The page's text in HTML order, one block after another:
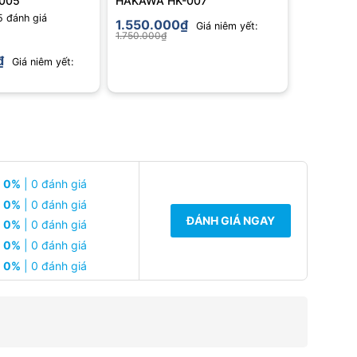
đánh giá
Giá niêm yết:
1.550.000₫
Giá niêm yết:
1.750.000₫
0% | 0 đánh giá
0% | 0 đánh giá
0% | 0 đánh giá
0% | 0 đánh giá
0% | 0 đánh giá
ĐÁNH GIÁ NGAY